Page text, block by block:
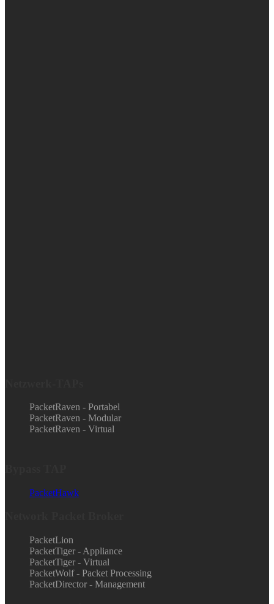
PacketRaven - Portabel
PacketRaven - Modular
PacketRaven - Virtual
PacketHawk
PacketLion
PacketTiger - Appliance
PacketTiger - Virtual
PacketWolf - Packet Processing
PacketDirector - Management